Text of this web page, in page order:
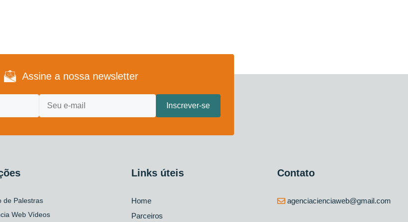
Assine a nossa newsletter
de Palestras
Web Vídeos
Links úteis
Home
Parceiros
Contato
agenciacienciaweb@gmail.com